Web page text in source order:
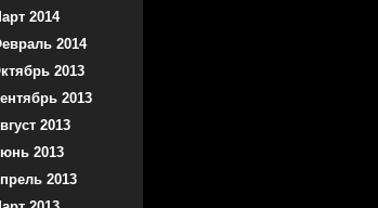
2014
2014
2013
2013
2013
2013
2013